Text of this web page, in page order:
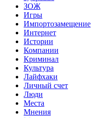
ЗОЖ
Игры
Импортозамещение
Интернет
Истории
Компании
Криминал
Культура
Лайфхаки
Личный счет
Люди
Места
Мнения